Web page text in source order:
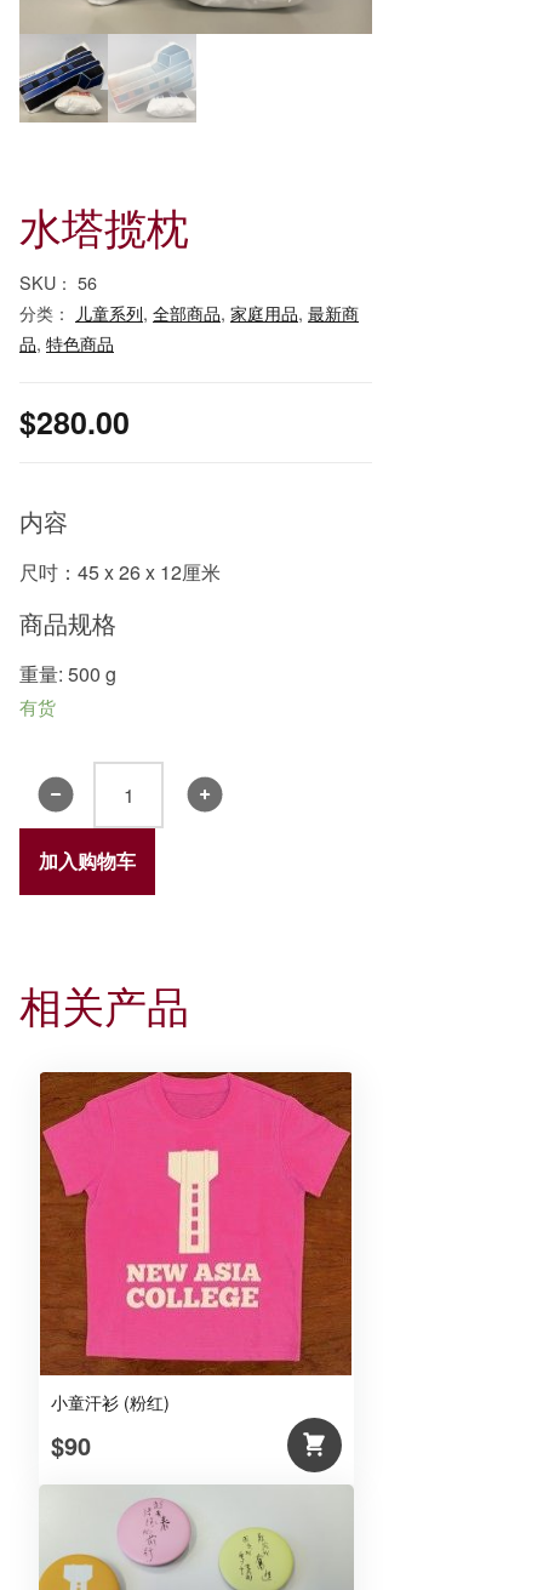
水塔揽枕
SKU： 56
分类：
儿童系列, 全部商品, 家庭用品, 最新商
品, 特色商品
$280.00
内容
尺吋：45 x 26 x 12厘米
商品规格
重量: 500 g
有货
揽
枕
加入购物车
相关产品
小童汗衫 (粉红)
$90